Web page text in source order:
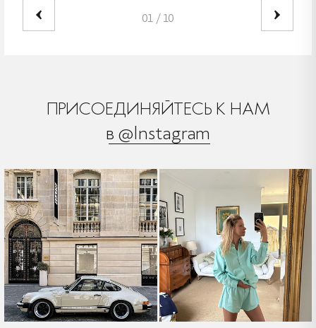
01 / 10
ПРИСОЕДИНЯЙТЕСЬ К НАМ
в @Instagram